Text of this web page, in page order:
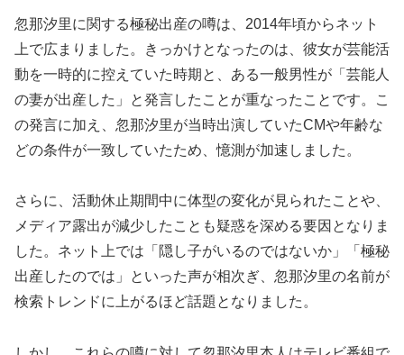
忽那汐里に関する極秘出産の噂は、2014年頃からネット
上で広まりました。きっかけとなったのは、彼女が芸能活
動を一時的に控えていた時期と、ある一般男性が「芸能人
の妻が出産した」と発言したことが重なったことです。こ
の発言に加え、忽那汐里が当時出演していたCMや年齢な
どの条件が一致していたため、憶測が加速しました。
さらに、活動休止期間中に体型の変化が見られたことや、
メディア露出が減少したことも疑惑を深める要因となりま
した。ネット上では「隠し子がいるのではないか」「極秘
出産したのでは」といった声が相次ぎ、忽那汐里の名前が
検索トレンドに上がるほど話題となりました。